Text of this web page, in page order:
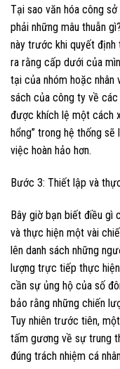
Tại sao văn hóa công
phải những mâu thuẫn
này trước khi quyết định
ra rằng cấp dưới của
tại của nhóm hoặc nhân
sách của công ty về
được khích lệ một cách
hổng” trong hệ thống
việc hoàn hảo hơn.
Bước 3: Thiết lập và
Bây giờ bạn biết điều gì
và thực hiện một vài
lên danh sách những
lượng trực tiếp thực
cần sự ủng hộ của số
bảo rằng những chiến
Tuy nhiên trước tiên,
tấm gương về sự trung
đúng trách nhiệm cá